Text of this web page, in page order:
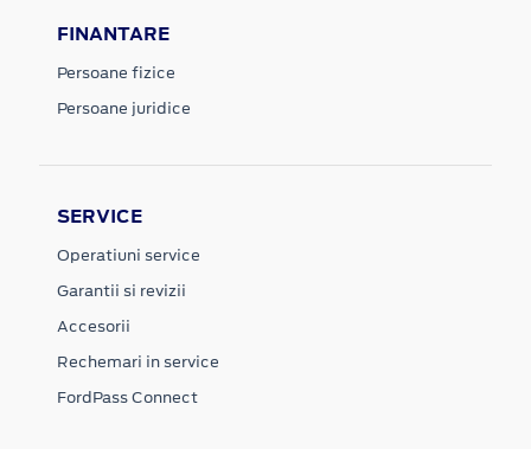
FINANTARE
Persoane fizice
Persoane juridice
SERVICE
Operatiuni service
Garantii si revizii
Accesorii
Rechemari in service
FordPass Connect